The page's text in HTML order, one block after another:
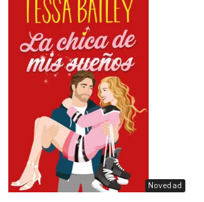
Crónica
Negocios
Ingenio
Ensayo
Ver todo
Novedad